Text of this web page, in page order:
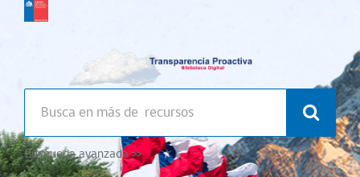
Búsqueda avanzada >>